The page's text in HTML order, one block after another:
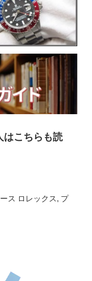
はこちらも読
ス ロレックス, プ